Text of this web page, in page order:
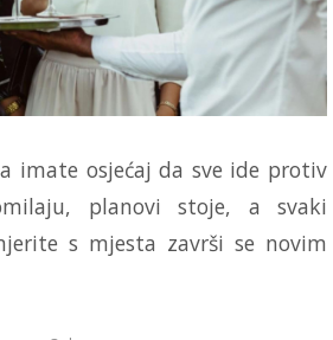
imate osjećaj da sve ide protiv
planovi stoje, a svaki
s mjesta završi se novim